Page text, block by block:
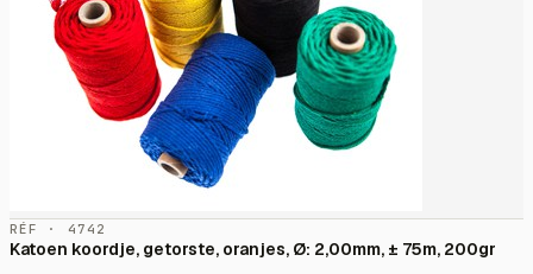
RÉF · 4742
Katoen koordje, getorste, oranjes, Ø: 2,00mm, ± 75m, 200gr